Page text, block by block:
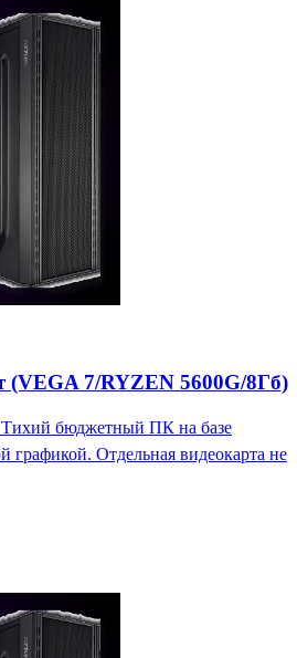
7/RYZEN 5600G/8Гб)
бюджетный ПК на базе
графикой. Отдельная видеокарта не